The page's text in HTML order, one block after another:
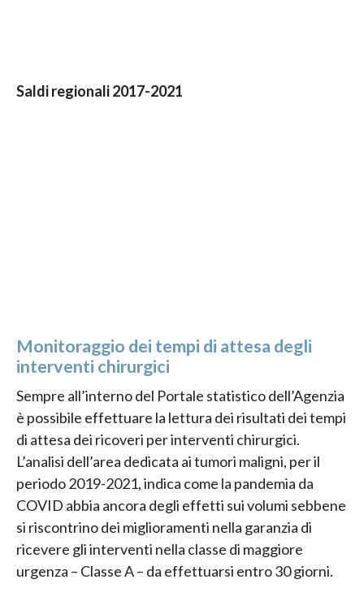
Saldi regionali 2017-2021
Monitoraggio dei tempi di attesa degli
interventi chirurgici
Sempre all’interno del Portale statistico dell’Agenzia
è possibile effettuare la lettura dei risultati dei tempi
di attesa dei ricoveri per interventi chirurgici.
L’analisi dell’area dedicata ai tumori maligni, per il
periodo 2019-2021, indica come la pandemia da
COVID abbia ancora degli effetti sui volumi sebbene
si riscontrino dei miglioramenti nella garanzia di
ricevere gli interventi nella classe di maggiore
urgenza – Classe A – da effettuarsi entro 30 giorni.